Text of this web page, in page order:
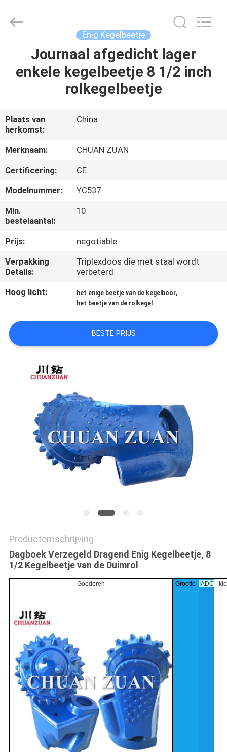
HUIS
PRODUCTEN
ONGEVEER
ONS
FABRIEKSREIS
CONTACTEER
ONS
OM
EEN
CITAAT
NIEUWS
Leverancier.
Copyright
tcitriconebit.com.
Enig Kegelbeetje
Journaal afgedicht lager
enkele kegelbeetje 8 1/2 inch
rolkegelbeetje
Plaats van
herkomst:
China
Merknaam:
CHUAN ZUAN
Certificering:
CE
Modelnummer:
YC537
Min.
bestelaantal:
10
Prijs:
negotiable
Verpakking
Details:
Triplexdoos die met staal wordt
verbeterd
Hoog licht:
het enige beetje van de kegelboor,
het beetje van de rolkegel
BESTE PRIJS
Productomschrijving
Dagboek Verzegeld Dragend Enig Kegelbeetje, 8
1/2 Kegelbeetje van de Duimrol
Goederen Grootte IADC